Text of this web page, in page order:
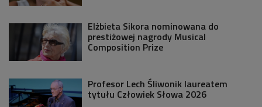
Elżbieta Sikora nominowana do
prestiżowej nagrody Musical
Composition Prize
Profesor Lech Śliwonik laureatem
tytułu Człowiek Słowa 2026